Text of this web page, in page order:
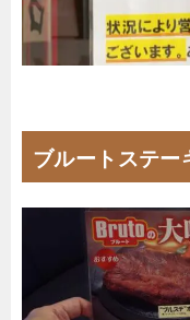
ブルートステー